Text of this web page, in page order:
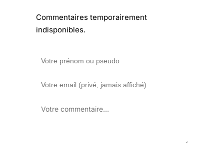
Commentaires temporairement
indisponibles.